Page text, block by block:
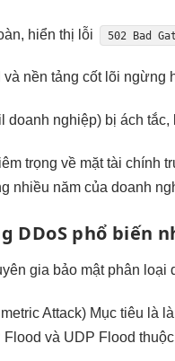
hiển thị lỗi 502 Bad
nền tảng cốt lõi ngừng
doanh nghiệp) bị ách
trọng về mặt tài chính
nhiều năm của doanh
DDoS phổ biến
gia bảo mật phân loại
Attack) Mục tiêu là
và UDP Flood